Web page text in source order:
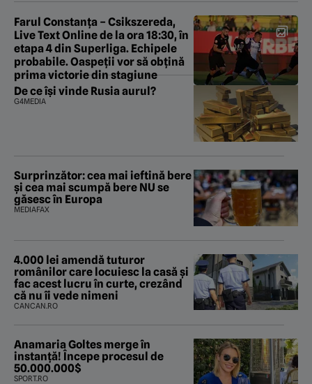
Farul Constanța – Csikszereda,
Live Text Online de la ora 18:30, în
etapa 4 din Superliga. Echipele
probabile. Oaspeții vor să obțină
prima victorie din stagiune
De ce își vinde Rusia aurul?
G4MEDIA
Surprinzător: cea mai ieftină bere
și cea mai scumpă bere NU se
găsesc în Europa
MEDIAFAX
4.000 lei amendă tuturor
românilor care locuiesc la casă și
fac acest lucru în curte, crezând
că nu îi vede nimeni
CANCAN.RO
Anamaria Goltes merge în
instanță! Începe procesul de
50.000.000$
SPORT.RO